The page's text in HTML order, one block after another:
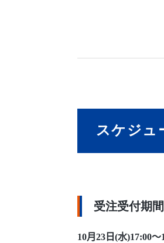
スケジュ
受注受付期間
10月23日(水)17:00